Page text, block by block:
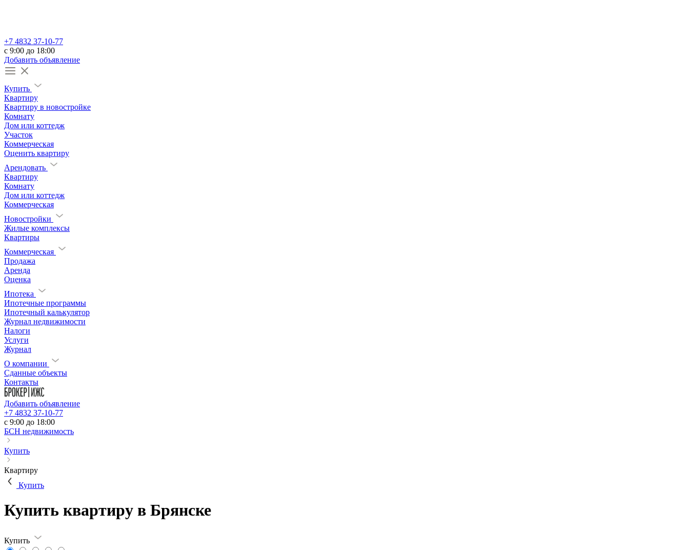
+7 4832 37-10-77
c 9:00 до 18:00
Добавить объявление
Купить
Квартиру
Квартиру в новостройке
Комнату
Дом или коттедж
Участок
Коммерческая
Оценить квартиру
Арендовать
Квартиру
Комнату
Дом или коттедж
Коммерческая
Новостройки
Жилые комплексы
Квартиры
Коммерческая
Продажа
Аренда
Оценка
Ипотека
Ипотечные программы
Ипотечный калькулятор
Журнал недвижимости
Налоги
Услуги
Журнал
О компании
Сданные объекты
Контакты
Добавить объявление
+7 4832 37-10-77
c 9:00 до 18:00
БСН недвижимость
Купить
Квартиру
Купить
Купить квартиру в Брянске
Купить